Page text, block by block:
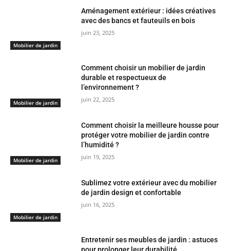
Mobilier de jardin
Aménagement extérieur : idées créatives
avec des bancs et fauteuils en bois
juin 23, 2025
Mobilier de jardin
Comment choisir un mobilier de jardin
durable et respectueux de
l’environnement ?
juin 22, 2025
Mobilier de jardin
Comment choisir la meilleure housse pour
protéger votre mobilier de jardin contre
l’humidité ?
juin 19, 2025
Mobilier de jardin
Sublimez votre extérieur avec du mobilier
de jardin design et confortable
juin 16, 2025
Entretenir ses meubles de jardin : astuces